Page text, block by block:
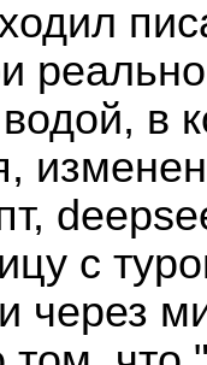
в
с
через